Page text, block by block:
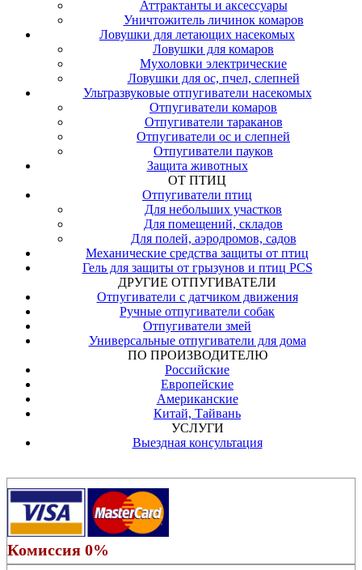
Аттрактанты и аксессуары
Уничтожитель личинок комаров
Ловушки для летающих насекомых
Ловушки для комаров
Мухоловки электрические
Ловушки для ос, пчел, слепней
Ультразвуковые отпугиватели насекомых
Отпугиватели комаров
Отпугиватели тараканов
Отпугиватели ос и слепней
Отпугиватели пауков
Защита животных
ОТ ПТИЦ
Отпугиватели птиц
Для небольших участков
Для помещений, складов
Для полей, аэродромов, садов
Механические средства защиты от птиц
Гель для защиты от грызунов и птиц PCS
ДРУГИЕ ОТПУГИВАТЕЛИ
Отпугиватели с датчиком движения
Ручные отпугиватели собак
Отпугиватели змей
Универсальные отпугиватели для дома
ПО ПРОИЗВОДИТЕЛЮ
Российские
Европейские
Американские
Китай, Тайвань
УСЛУГИ
Выездная консультация
Комиссия 0%